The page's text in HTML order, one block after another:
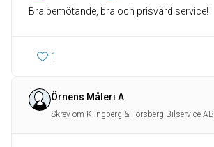
Bra bemötande, bra och prisvärd service!
1
Örnens Måleri A
Skrev om Klingberg & Forsberg Bilservice AB